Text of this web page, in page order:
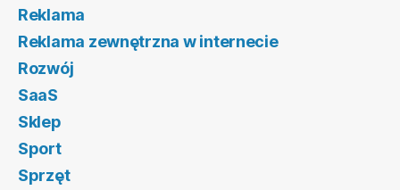
Reklama
Reklama zewnętrzna w internecie
Rozwój
SaaS
Sklep
Sport
Sprzęt